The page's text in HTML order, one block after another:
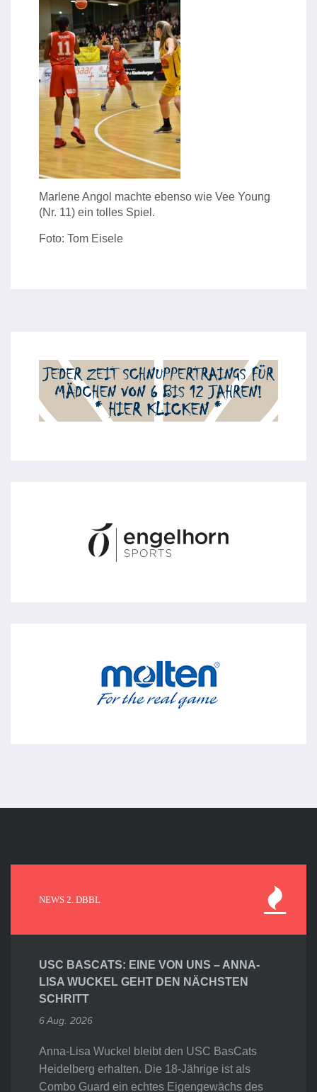
Marlene Angol machte ebenso wie Vee Young
(Nr. 11) ein tolles Spiel.
Foto: Tom Eisele
NEWS 2. DBBL
USC BASCATS: EINE VON UNS – ANNA-
LISA WUCKEL GEHT DEN NÄCHSTEN
SCHRITT
6 Aug. 2026
Anna-Lisa Wuckel bleibt den USC BasCats
Heidelberg erhalten. Die 18-Jährige ist als
Combo Guard ein echtes Eigengewächs des